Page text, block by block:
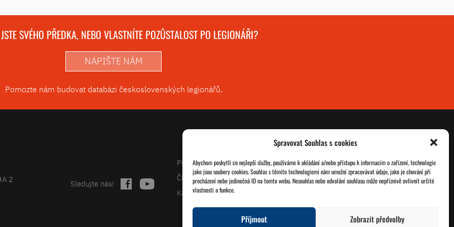
Spravovat Souhlas s cookies
Abychom poskytli co nejlepší služby, používáme k ukládání a/nebo přístupu k informacím o zařízení, technologie
jako jsou soubory cookies. Souhlas s těmito technologiemi nám umožní zpracovávat údaje, jako je chování při
procházení nebo jedinečná ID na tomto webu. Nesouhlas nebo odvolání souhlasu může nepříznivě ovlivnit určité
vlastnosti a funkce.
Příjmout Zobrazit předvolby
SVÉHO PŘEDKA, NEBO VLASTNÍTE POZŮSTALOST PO LEGIONÁŘI?
NAPIŠTE NÁM
Pomozte nám budovat databázi československých legionářů.
2 Sledujte nás!
Projekty
Články
Kalendář
O nás
Jednoty ČSOL
Databáze legionářů
Pro členy